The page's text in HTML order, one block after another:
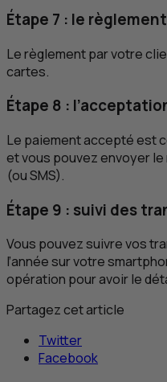
Étape 7 : le règlement
Le règlement par votre
cartes.
Étape 8 :
Le paiement accepté est
et vous pouvez envoyer
(ouSMS).
Étape 9 : suivi des
Vous pouvez suivre vos
l’année sur votre
opération pour avoir le
Partagez cet article
Twitter
Facebook